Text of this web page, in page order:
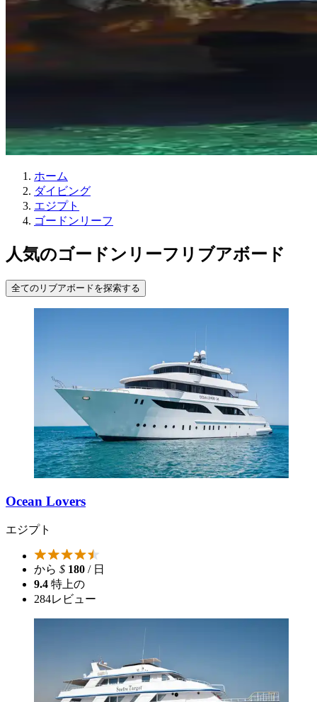
ホーム
ダイビング
エジプト
ゴードンリーフ
人気のゴードンリーフリブアボード
全てのリブアボードを探索する
Ocean Lovers
エジプト
から $ 180 / 日
9.4 特上の
284レビュー